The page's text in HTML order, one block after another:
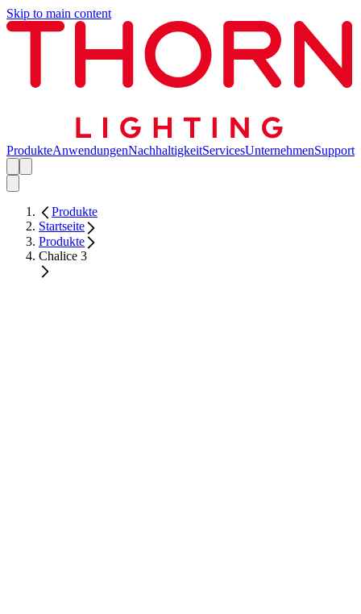
Skip to main content
ProdukteAnwendungenNachhaltigkeitServicesUnternehmenSupport
Produkte
Startseite
Produkte
Chalice 3